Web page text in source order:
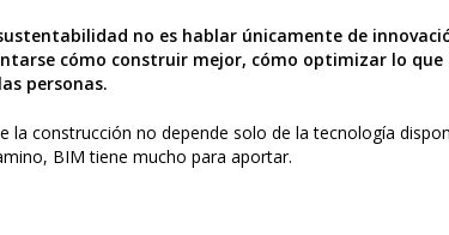
no es hablar únicamente de
cómo construir mejor, cómo optimizar lo que
personas.
la construcción no depende solo de la tecnología
BIM tiene mucho para aportar.